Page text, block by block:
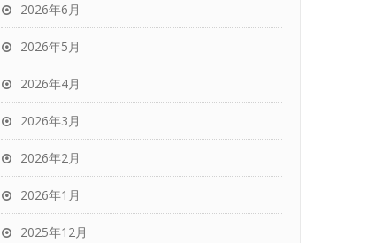
2026年6月
2026年5月
2026年4月
2026年3月
2026年2月
2026年1月
2025年12月